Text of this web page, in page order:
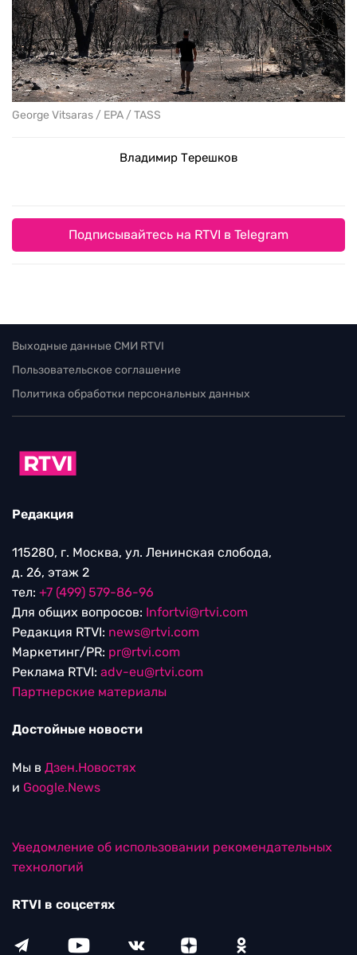
George Vitsaras / EPA / TASS
Владимир Терешков
Подписывайтесь на RTVI в Telegram
Выходные данные СМИ RTVI
Пользовательское соглашение
Политика обработки персональных данных
Редакция
115280, г. Москва, ул. Ленинская слобода,
д. 26, этаж 2
тел: +7 (499) 579-86-96
Для общих вопросов: Infortvi@rtvi.com
Редакция RTVI: news@rtvi.com
Маркетинг/PR: pr@rtvi.com
Реклама RTVI: adv-eu@rtvi.com
Партнерские материалы
Достойные новости
Мы в Дзен.Новостях
и Google.News
Уведомление об использовании рекомендательных
технологий
RTVI в соцсетях